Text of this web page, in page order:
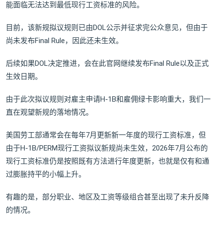
能面临无法达到最低现行工资标准的风险。
目前，该新规拟议规则已由DOL公示并征求完公众意见，但由于
尚未发布Final Rule，因此还未生效。
后续如果DOL决定推进，会在此官网继续发布Final Rule以及正式
生效日期。
由于此次拟议规则对雇主申请H-1B和雇佣绿卡影响重大，我们一
直在观望新规的落地情况。
美国劳工部通常会在每年7月更新新一年度的现行工资标准，但
由于H-1B/PERM现行工资拟议新规尚未生效，2026年7月公布的
现行工资标准仍是按照既有方法进行年度更新，也就是仅有和通
过膨胀持平的小幅上升。
有趣的是，部分职业、地区及工资等级组合甚至出现了未升反降
的情况。